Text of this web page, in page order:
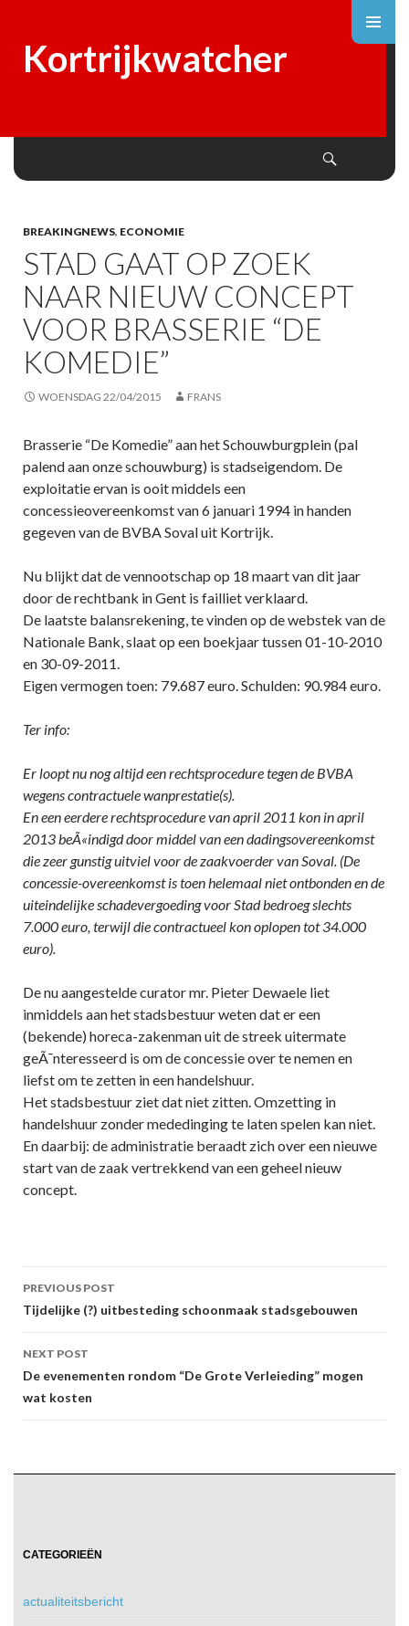
Kortrijkwatcher
BREAKINGNEWS, ECONOMIE
STAD GAAT OP ZOEK
NAAR NIEUW CONCEPT
VOOR BRASSERIE “DE
KOMEDIE”
WOENSDAG 22/04/2015 FRANS
Brasserie “De Komedie” aan het Schouwburgplein (pal
palend aan onze schouwburg) is stadseigendom. De
exploitatie ervan is ooit middels een
concessieovereenkomst van 6 januari 1994 in handen
gegeven van de BVBA Soval uit Kortrijk.
Nu blijkt dat de vennootschap op 18 maart van dit jaar
door de rechtbank in Gent is failliet verklaard.
De laatste balansrekening, te vinden op de webstek van de
Nationale Bank, slaat op een boekjaar tussen 01-10-2010
en 30-09-2011.
Eigen vermogen toen: 79.687 euro. Schulden: 90.984 euro.
Ter info:
Er loopt nu nog altijd een rechtsprocedure tegen de BVBA
wegens contractuele wanprestatie(s).
En een eerdere rechtsprocedure van april 2011 kon in april
2013 beÃ«indigd door middel van een dadingsovereenkomst
die zeer gunstig uitviel voor de zaakvoerder van Soval. (De
concessie-overeenkomst is toen helemaal niet ontbonden en de
uiteindelijke schadevergoeding voor Stad bedroeg slechts
7.000 euro, terwijl die contractueel kon oplopen tot 34.000
euro).
De nu aangestelde curator mr. Pieter Dewaele liet
inmiddels aan het stadsbestuur weten dat er een
(bekende) horeca-zakenman uit de streek uitermate
geÃ¯nteresseerd is om de concessie over te nemen en
liefst om te zetten in een handelshuur.
Het stadsbestuur ziet dat niet zitten. Omzetting in
handelshuur zonder mededinging te laten spelen kan niet.
En daarbij: de administratie beraadt zich over een nieuwe
start van de zaak vertrekkend van een geheel nieuw
concept.
Post
navigation
PREVIOUS POST
Tijdelijke (?) uitbesteding schoonmaak stadsgebouwen
NEXT POST
De evenementen rondom “De Grote Verleieding” mogen
wat kosten
CATEGORIEËN
actualiteitsbericht